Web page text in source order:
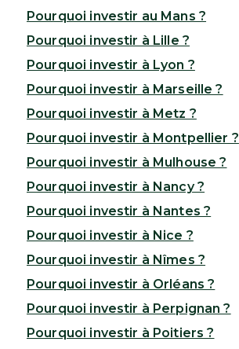
Pourquoi investir au Mans ?
Pourquoi investir à Lille ?
Pourquoi investir à Lyon ?
Pourquoi investir à Marseille ?
Pourquoi investir à Metz ?
Pourquoi investir à Montpellier ?
Pourquoi investir à Mulhouse ?
Pourquoi investir à Nancy ?
Pourquoi investir à Nantes ?
Pourquoi investir à Nice ?
Pourquoi investir à Nîmes ?
Pourquoi investir à Orléans ?
Pourquoi investir à Perpignan ?
Pourquoi investir à Poitiers ?